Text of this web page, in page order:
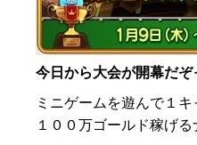
今日から大会が開幕だぞ
ミニゲームを遊んで１キ
１００万ゴールド稼げる